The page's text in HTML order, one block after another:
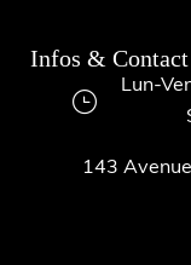
Infos & Contact
Lun-
143